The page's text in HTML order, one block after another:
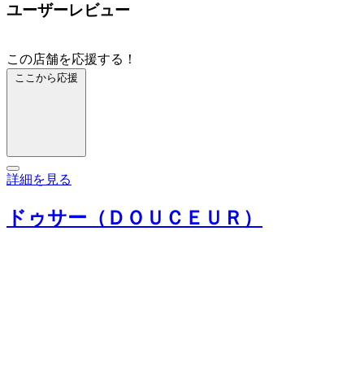
ユーザーレビュー
この店舗を応援する！
ここから応援
詳細を見る
ドゥサー（ＤＯＵＣＥＵＲ）